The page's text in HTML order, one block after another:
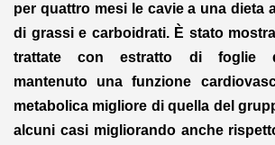
per quattro mesi le cavie a una dieta
di grassi e carboidrati. È stato
trattate con estratto di foglie
mantenuto una funzione
metabolica migliore di quella del
alcuni casi migliorando anche